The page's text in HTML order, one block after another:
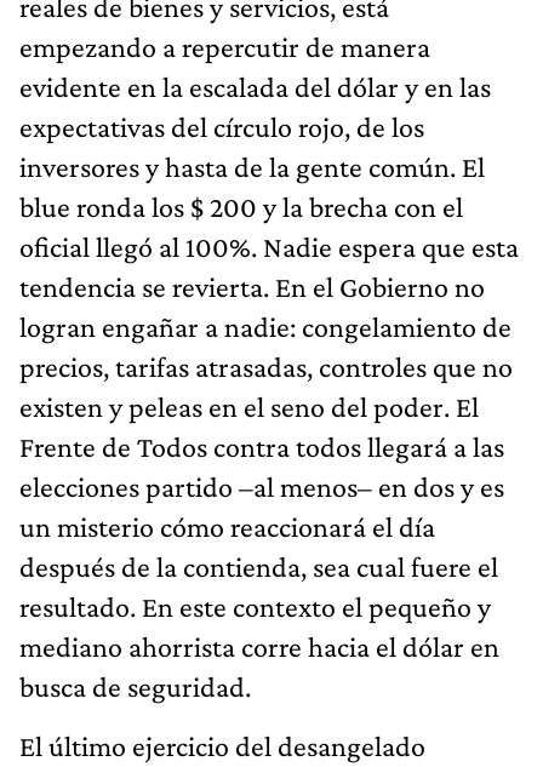
reales de bienes y servicios, está
empezando a repercutir de manera
evidente en la escalada del dólar y en las
expectativas del círculo rojo, de los
inversores y hasta de la gente común. El
blue ronda los $ 200 y la brecha con el
oficial llegó al 100%. Nadie espera que esta
tendencia se revierta. En el Gobierno no
logran engañar a nadie: congelamiento de
precios, tarifas atrasadas, controles que no
existen y peleas en el seno del poder. El
Frente de Todos contra todos llegará a las
elecciones partido –al menos– en dos y es
un misterio cómo reaccionará el día
después de la contienda, sea cual fuere el
resultado. En este contexto el pequeño y
mediano ahorrista corre hacia el dólar en
busca de seguridad.
El último ejercicio del desangelado